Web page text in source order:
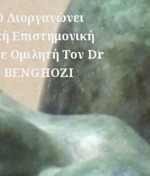
Επιστημονική
Ομιλητή Τον Dr
BENGHOZI